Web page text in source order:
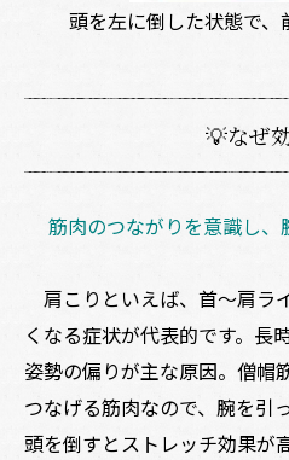
頭を左に倒した状態で
💡なぜ
筋肉のつながりを意識し
肩こりといえば、首～肩ラ
くなる症状が代表的です。長
姿勢の偏りが主な原因。僧帽
つなげる筋肉なので、腕を引
頭を倒すとストレッチ効果が